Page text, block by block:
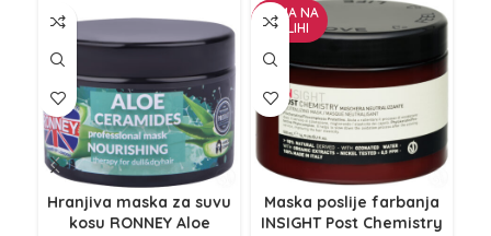
Hranjiva maska za suvu
kosu RONNEY Aloe
NEMA NA
ZALIHI
Maska poslije farbanja
INSIGHT Post Chemistry